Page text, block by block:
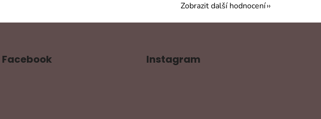
Zobrazit další hodnocení
Facebook Instagram